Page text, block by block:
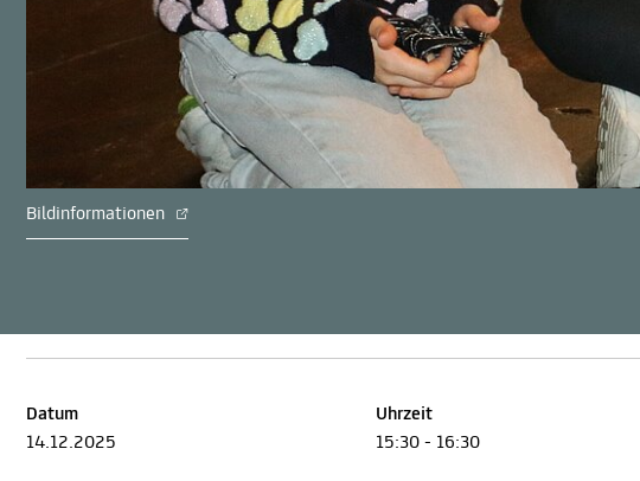
Bildinformationen
Datum
14.12.2025
Uhrzeit
15:30 - 16:30